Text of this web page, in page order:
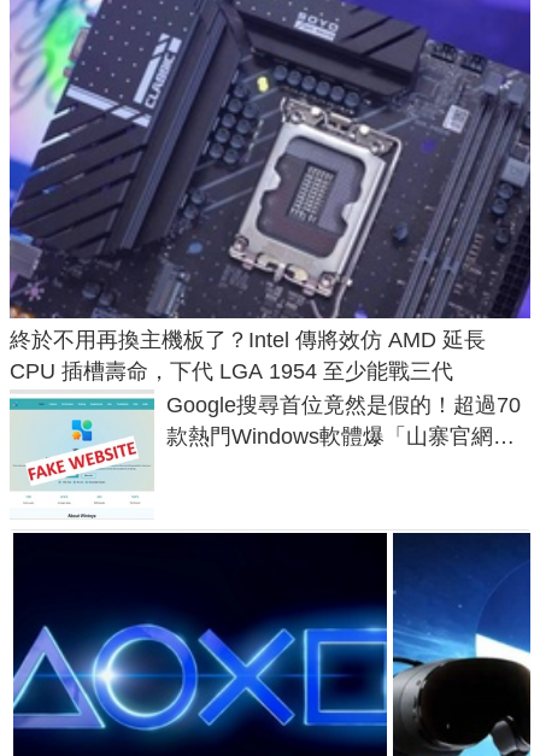
終於不用再換主機板了？Intel 傳將效仿 AMD 延長
CPU 插槽壽命，下代 LGA 1954 至少能戰三代
Google搜尋首位竟然是假的！超過70
款熱門Windows軟體爆「山寨官網」